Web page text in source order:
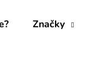
Značky